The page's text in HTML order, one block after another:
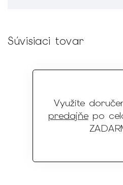
Využite
predajňepo
Súvisiaci tovar